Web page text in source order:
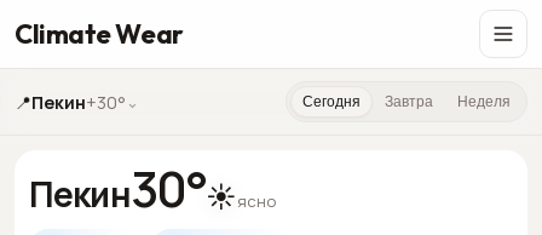
Climate Wear
📍Пекин+30° ⌄ Сегодня Завтра Неделя
Пекин30°☀️ясно